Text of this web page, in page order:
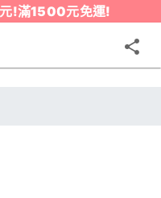
!滿1500元免運!